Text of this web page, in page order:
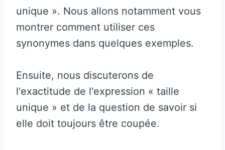
unique ». Nous allons notamment vous
montrer comment utiliser ces
synonymes dans quelques exemples.
Ensuite, nous discuterons de
l'exactitude de l'expression « taille
unique » et de la question de savoir si
elle doit toujours être coupée.